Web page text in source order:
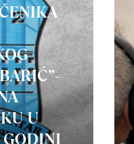
U
GODINI